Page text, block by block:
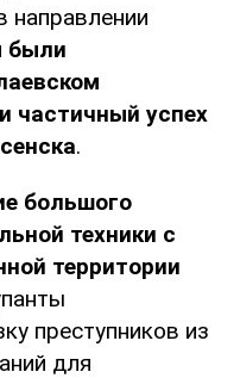
направлении
были
частичный успех
.
большого
техники с
территории
преступников из
для